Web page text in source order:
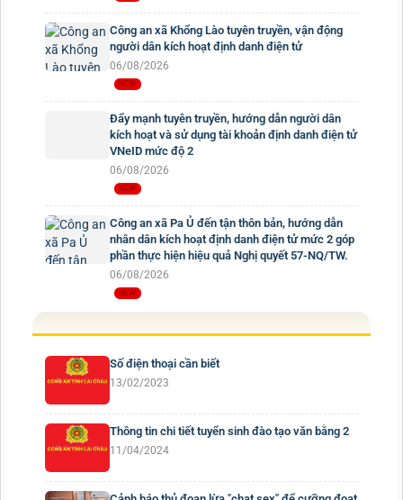
Công an xã Khổng Lào tuyên truyền, vận động
người dân kích hoạt định danh điện tử
06/08/2026
Đẩy mạnh tuyên truyền, hướng dẫn người dân
kích hoạt và sử dụng tài khoản định danh điện tử
VNeID mức độ 2
06/08/2026
Công an xã Pa Ủ đến tận thôn bản, hướng dẫn
nhân dân kích hoạt định danh điện tử mức 2 góp
phần thực hiện hiệu quả Nghị quyết 57-NQ/TW.
06/08/2026
Số điện thoại cần biết
13/02/2023
Thông tin chi tiết tuyển sinh đào tạo văn bằng 2
11/04/2024